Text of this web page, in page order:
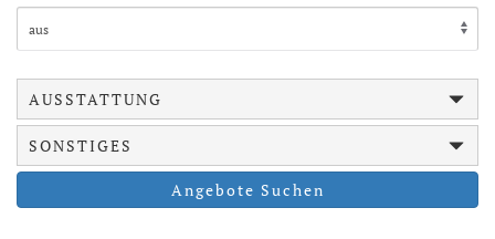
AUSSTATTUNG
SONSTIGES
Angebote Suchen